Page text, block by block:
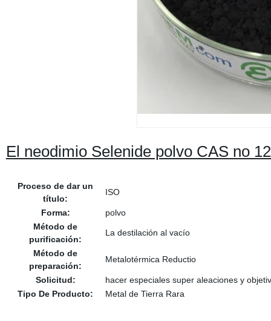
El neodimio Selenide polvo CAS no
Proceso de dar un
título:
ISO
Forma:
polvo
Método de
purificación:
La destilación al vacío
Método de
preparación:
Metalotérmica Reductio
Solicitud:
hacer especiales super aleaciones y
Tipo De Producto:
Metal de Tierra Rara